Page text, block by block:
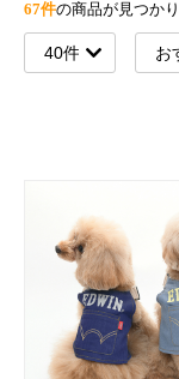
67件の商品が見つか